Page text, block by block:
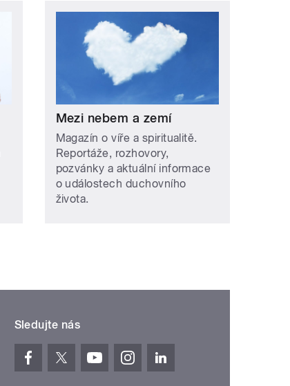
Mezi nebem a zemí
Magazín o víře a spiritualitě.
Reportáže, rozhovory,
pozvánky a aktuální informace
o událostech duchovního
života.
Sledujte nás